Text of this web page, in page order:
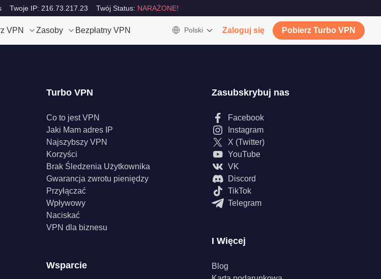
Twoje IP: 216.73.217.23 Twój Status: NARAŻONE!
VPN Zasoby Bezpłatny VPN Polski Zaloguj się Pobierz Turbo VPN
Turbo VPN
Co to jest VPN
Jaki Mam adres IP
Najszybszy VPN
Korzyści
Brak Śledzenia Użytkownika
Gwarancja zwrotu pieniędzy
Przyłączać
Wpływowy
Naciskać
VPN dla biznesu
Wsparcie
Zasubskrybuj nas
Facebook
Instagram
X (Twitter)
YouTube
VK
Discord
TikTok
Telegram
I Więcej
Blog